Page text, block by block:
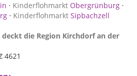
· Kinderflohmarkt Obergrünburg ·
· Kinderflohmarkt Sipbachzell
die Region Kirchdorf an der
4621